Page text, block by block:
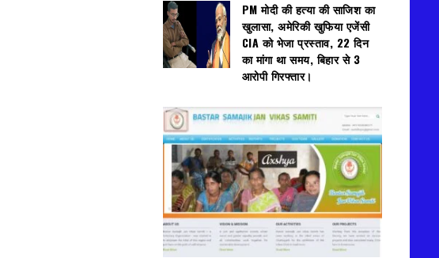
PM मोदी की हत्या की साजिश का
खुलासा, अमेरिकी खुफिया एजेंसी
CIA को भेजा प्रस्ताव, 22 दिन
का मांगा था समय, बिहार से 3
आरोपी गिरफ्तार।